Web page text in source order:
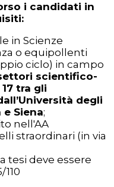
i candidati in
in Scienze
o equipollenti
ciclo) in campo
scientifico-
tra gli
degli
e Siena;
nell'AA
straordinari (in via
tesi deve essere